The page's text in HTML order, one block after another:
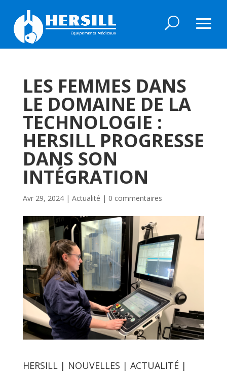
LES FEMMES DANS
LE DOMAINE DE LA
TECHNOLOGIE :
HERSILL PROGRESSE
DANS SON
INTÉGRATION
Avr 29, 2024| Actualité | 0 commentaires
HERSILL | NOUVELLES | ACTUALITÉ |